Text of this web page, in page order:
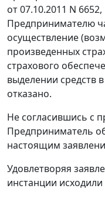
от 07.10.2011 N
Предпринимателю
осуществление
произведенных
страхового
выделении средств
отказано.
Не согласившись с
Предприниматель
настоящим
Удовлетворяя
инстанции